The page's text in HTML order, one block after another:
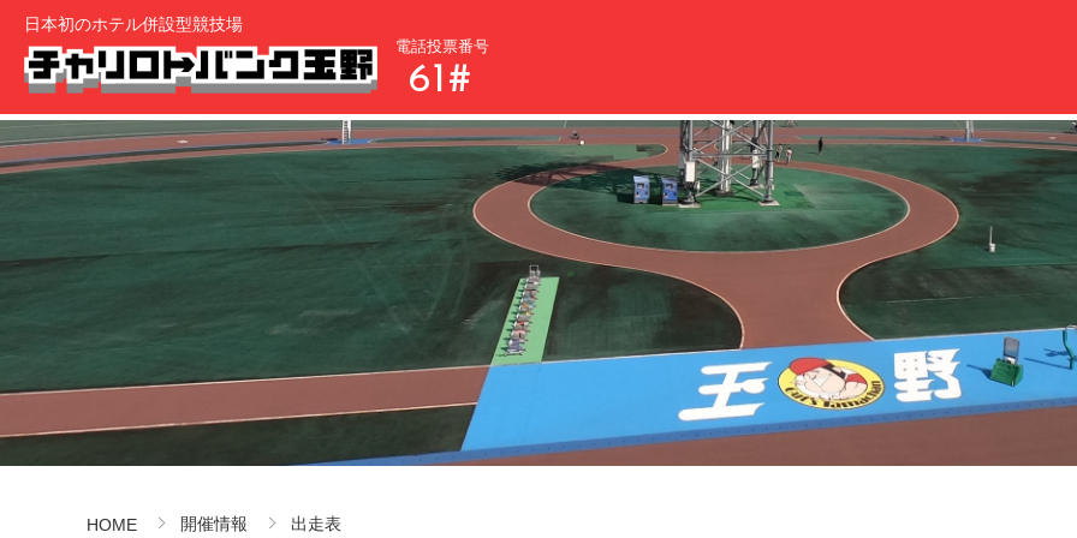
日本初のホテル併設型競技場
電話投票番号
61#
HOME 開催情報 出走表